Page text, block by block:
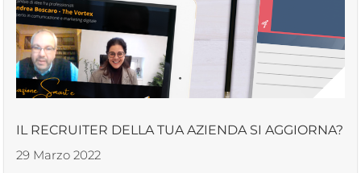
IL RECRUITER DELLA TUA AZIENDA SI AGGIORNA?
29 Marzo 2022